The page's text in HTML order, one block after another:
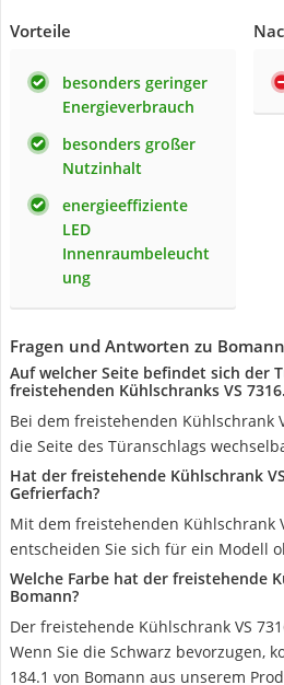
Vorteile
besonders geringer
Energieverbrauch
besonders großer
Nutzinhalt
energieeffiziente
LED
Innenraumbeleucht
ung
Fragen und Antworten zu Bomann
Auf welcher Seite befindet sich der
freistehenden Kühlschranks VS
Bei dem freistehenden Kühlschrank
die Seite des Türanschlags
Hat der freistehende Kühlschrank
Gefrierfach?
Mit dem freistehenden Kühlschrank
entscheiden Sie sich für ein Modell
Welche Farbe hat der freistehende
Bomann?
Der freistehende Kühlschrank VS
Wenn Sie die Schwarz bevorzugen,
184.1 von Bomann aus unserem